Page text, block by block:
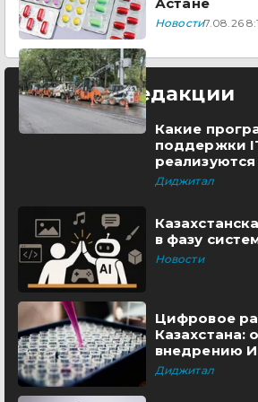
Астане
Новости7.08.26
Выбор редакции
Какие
поддержки
реализуются
Диджитал
в фазу
Новости
Цифровое
Казахстана:
внедрению
Диджитал